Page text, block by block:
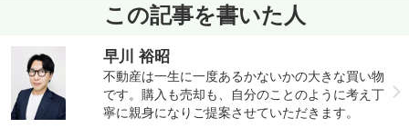
この記事を書いた人
早川 裕昭
不動産は一生に一度あるかないかの大きな買い物
です。購入も売却も、自分のことのように考え丁
寧に親身になりご提案させていただきます。